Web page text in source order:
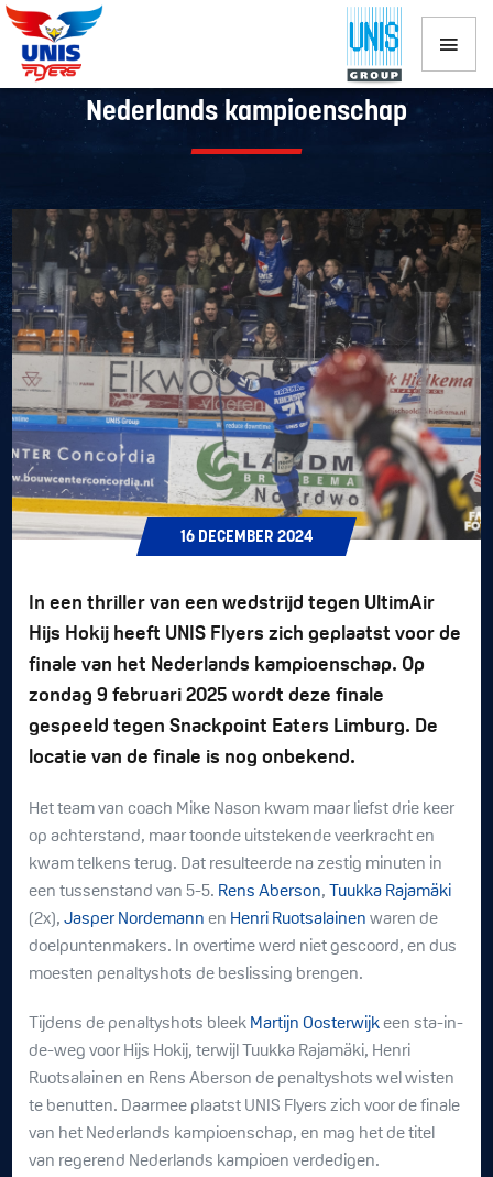
UNIS Flyers plaatst zich voor finale
Nederlands kampioenschap
16 DECEMBER 2024
In een thriller van een wedstrijd tegen UltimAir
Hijs Hokij heeft UNIS Flyers zich geplaatst voor de
finale van het Nederlands kampioenschap. Op
zondag 9 februari 2025 wordt deze finale
gespeeld tegen Snackpoint Eaters Limburg. De
locatie van de finale is nog onbekend.
Het team van coach Mike Nason kwam maar liefst drie keer
op achterstand, maar toonde uitstekende veerkracht en
kwam telkens terug. Dat resulteerde na zestig minuten in
een tussenstand van 5-5. Rens Aberson,
Tuukka Rajamäki
(2x),Jasper Nordemann en Henri Ruotsalainen waren de
doelpuntenmakers. In overtime werd niet gescoord, en dus
moesten penaltyshots de beslissing brengen.
Tijdens de penaltyshots bleek Martijn Oosterwijkeen sta-in-
de-weg voor Hijs Hokij, terwijl Tuukka Rajamäki, Henri
Ruotsalainen en Rens Aberson de penaltyshots wel wisten
te benutten. Daarmee plaatst UNIS Flyers zich voor de finale
van het Nederlands kampioenschap, en mag het de titel
van regerend Nederlands kampioen verdedigen.